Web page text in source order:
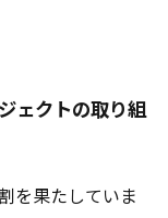
ェクトの取り組
を果たしていま